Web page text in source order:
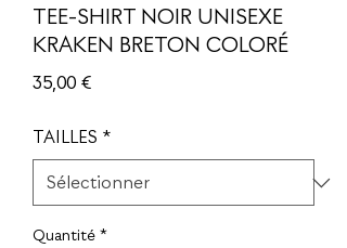
TEE-SHIRT NOIR UNISEXE
KRAKEN BRETON COLORÉ
35,00 €Prix
TAILLES *
Quantité *